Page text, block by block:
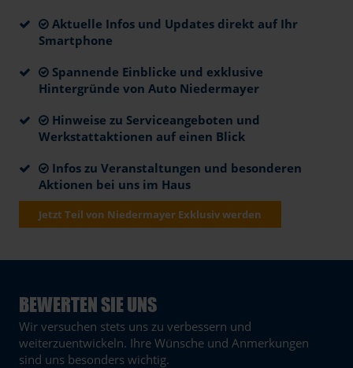
Aktuelle Infos und Updates direkt auf Ihr
Smartphone
Spannende Einblicke und exklusive
Hintergründe von Auto Niedermayer
Hinweise zu Serviceangeboten und
Werkstattaktionen auf einen Blick
Infos zu Veranstaltungen und besonderen
Aktionen bei uns im Haus
Jetzt Teil von Niedermayer Exklusiv werden
BEWERTEN SIE UNS
Wir versuchen stets uns zu verbessern und
weiterzuentwickeln. Ihre Wünsche und Anmerkungen
sind uns besonders wichtig.